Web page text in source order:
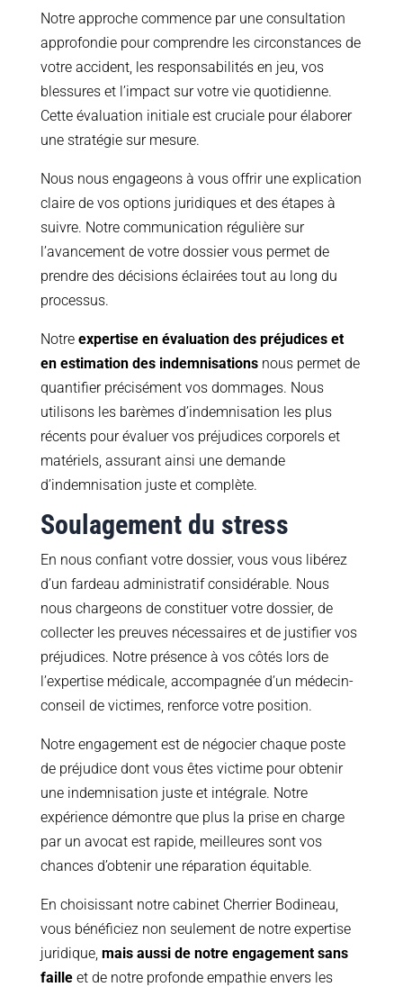
Notre approche commence par une consultation
approfondie pour comprendre les circonstances de
votre accident, les responsabilités en jeu, vos
blessures et l’impact sur votre vie quotidienne.
Cette évaluation initiale est cruciale pour élaborer
une stratégie sur mesure.
Nous nous engageons à vous offrir une explication
claire de vos options juridiques et des étapes à
suivre. Notre communication régulière sur
l’avancement de votre dossier vous permet de
prendre des décisions éclairées tout au long du
processus.
Notreexpertise en évaluation des préjudices et
en estimation des indemnisationsnous permet de
quantifier précisément vos dommages. Nous
utilisons les barèmes d’indemnisation les plus
récents pour évaluer vos préjudices corporels et
matériels, assurant ainsi une demande
d’indemnisation juste et complète.
Soulagement du stress
En nous confiant votre dossier, vous vous libérez
d’un fardeau administratif considérable. Nous
nous chargeons de constituer votre dossier, de
collecter les preuves nécessaires et de justifier vos
préjudices. Notre présence à vos côtés lors de
l’expertise médicale, accompagnée d’un médecin-
conseil de victimes, renforce votre position.
Notre engagement est de négocier chaque poste
de préjudice dont vous êtes victime pour obtenir
une indemnisation juste et intégrale. Notre
expérience démontre que plus la prise en charge
par un avocat est rapide, meilleures sont vos
chances d’obtenir une réparation équitable.
En choisissant notre cabinet Cherrier Bodineau,
vous bénéficiez non seulement de notre expertise
juridique, mais aussi de notre engagement sans
failleet de notre profonde empathie envers les